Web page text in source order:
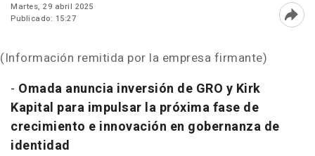
Martes, 29 abril 2025
Publicado: 15:27
(Información remitida por la empresa firmante)
- Omada anuncia inversión de GRO y Kirk
Kapital para impulsar la próxima fase de
crecimiento e innovación en gobernanza de
identidad